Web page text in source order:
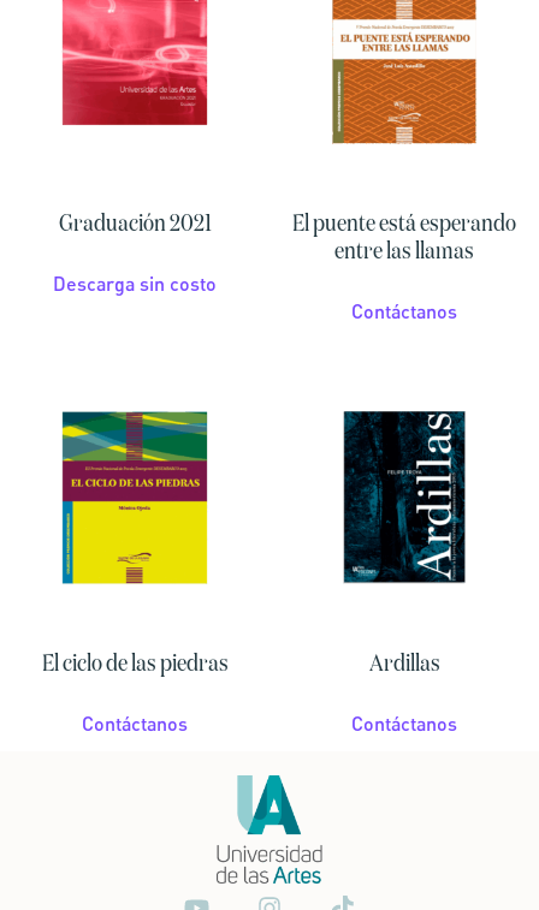
Graduación 2021
Descarga sin costo
El puente está esperando
entre las llamas
Contáctanos
El ciclo de las piedras
Contáctanos
Ardillas
Contáctanos